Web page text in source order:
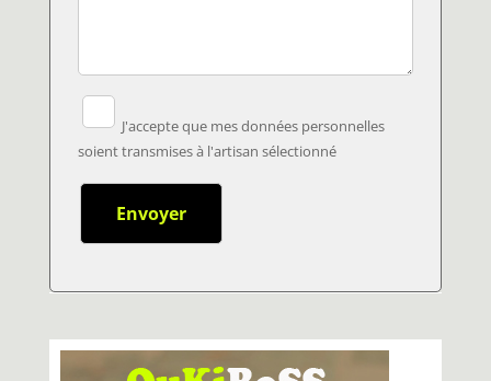
J'accepte que mes données personnelles
soient transmises à l'artisan sélectionné